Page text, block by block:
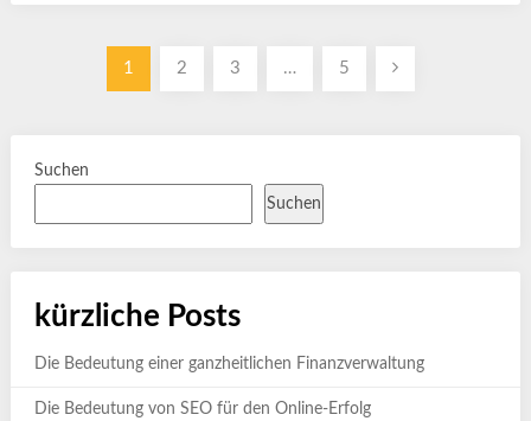
Seitennummerierung
1 2 3 … 5
Suchen
Suchen
kürzliche Posts
Die Bedeutung einer ganzheitlichen Finanzverwaltung
Die Bedeutung von SEO für den Online-Erfolg